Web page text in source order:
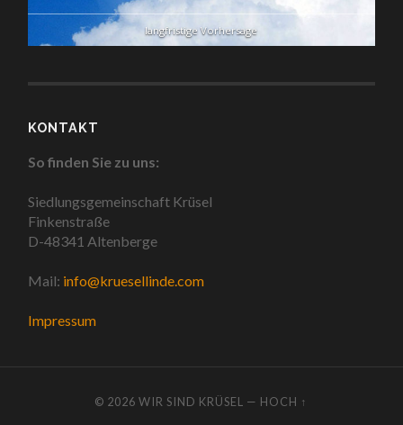
langfristige Vorhersage
KONTAKT
So finden Sie zu uns:
Siedlungsgemeinschaft Krüsel
Finkenstraße
D-48341 Altenberge
Mail: info@kruesellinde.com
Impressum
© 2026WIR SIND KRÜSEL — HOCH ↑